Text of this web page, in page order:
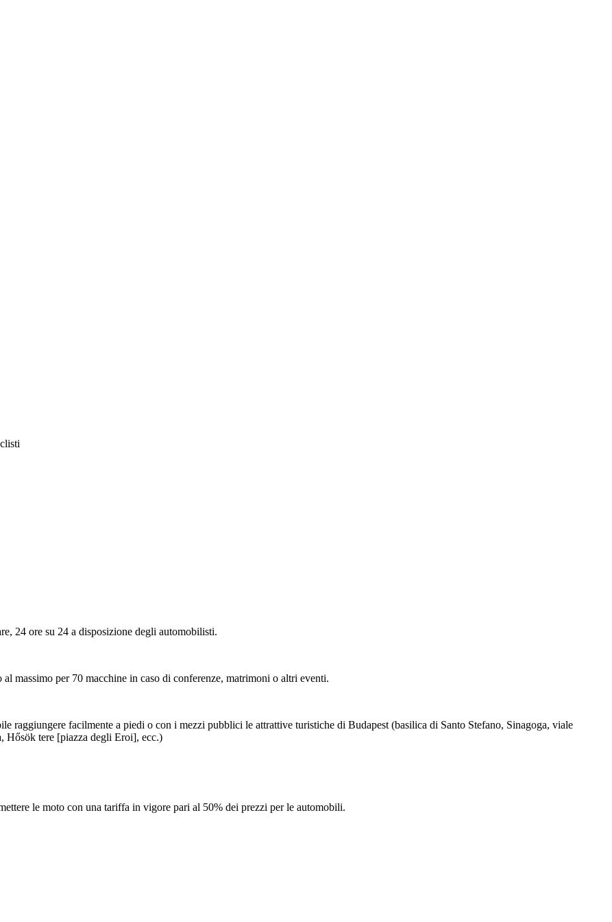
24 ore su 24 a disposizione degli automobilisti.
massimo per 70 macchine in caso di conferenze, matrimoni o altri eventi.
raggiungere facilmente a piedi o con i mezzi pubblici le attrattive turistiche di Budapest (basilica di Santo Stefano, Sinagoga, viale
Hősök tere [piazza degli Eroi], ecc.)
le moto con una tariffa in vigore pari al 50% dei prezzi per le automobili.